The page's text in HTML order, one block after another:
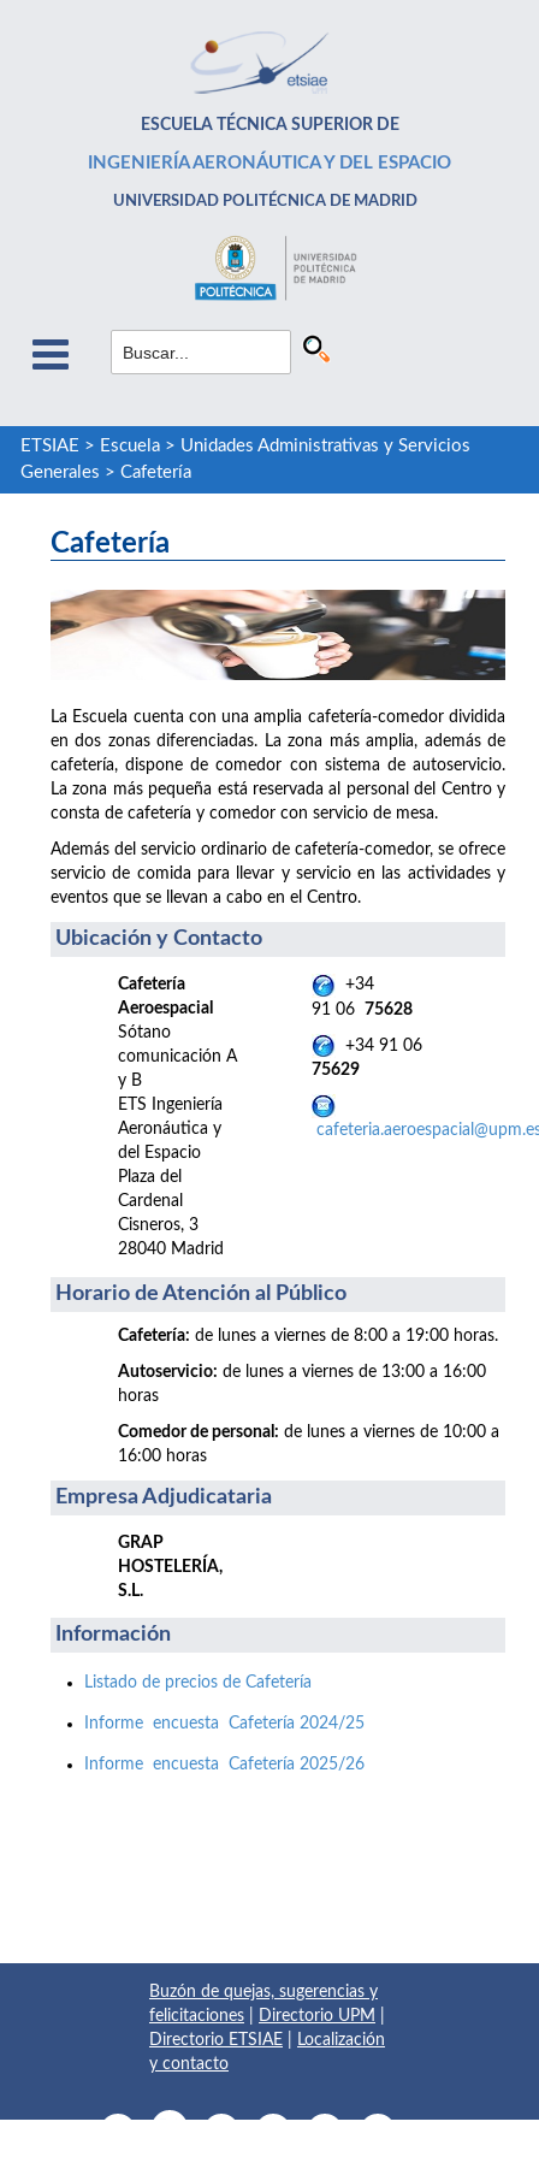
ESCUELA TÉCNICA SUPERIOR DE
INGENIERÍA AERONÁUTICA Y DEL ESPACIO
UNIVERSIDAD POLITÉCNICA DE MADRID
ETSIAE > Escuela> Unidades Administrativas y Servicios
Generales > Cafetería
Cafetería
La Escuela cuenta con una amplia cafetería-comedor dividida
en dos zonas diferenciadas. La zona más amplia, además de
cafetería, dispone de comedor con sistema de autoservicio.
La zona más pequeña está reservada al personal del Centro y
consta de cafetería y comedor con servicio de mesa.
Además del servicio ordinario de cafetería-comedor, se ofrece
servicio de comida para llevar y servicio en las actividades y
eventos que se llevan a cabo en el Centro.
Ubicación y Contacto
Cafetería
Aeroespacial
Sótano
comunicación A
y B
ETS Ingeniería
Aeronáutica y
del Espacio
Plaza del
Cardenal
Cisneros, 3
28040 Madrid
+34
91 06 75628
+34 91 06
75629
Horario de Atención al Público
Cafetería: de lunes a viernes de 8:00 a 19:00 horas.
Autoservicio: de lunes a viernes de 13:00 a 16:00
horas
Comedor de personal: de lunes a viernes de 10:00 a
16:00 horas
Empresa Adjudicataria
GRAP
HOSTELERÍA,
S.L.
Información
Listado de precios de Cafetería
Informe encuesta Cafetería 2024/25
Informe encuesta Cafetería 2025/26
Buzón de quejas, sugerencias y
felicitaciones
Directorio UPM
Directorio ETSIAE
Localización
y contacto